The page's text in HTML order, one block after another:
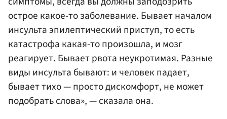
острое какое-то заболевание. Бывает началом
инсульта эпилептический приступ, то есть
катастрофа какая-то произошла, и мозг
реагирует. Бывает рвота неукротимая. Разные
виды инсульта бывают: и человек падает,
бывает тихо — просто дискомфорт, не может
подобрать слова», — сказала она.